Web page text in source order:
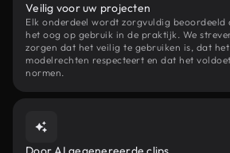
Veilig voor uw projecten
Elk onderdeel wordt zorgvuldig beoordeeld
het oog op gebruik in de praktijk. We
zorgen dat het veilig te gebruiken is, dat
modelrechten respecteert en dat het
normen.